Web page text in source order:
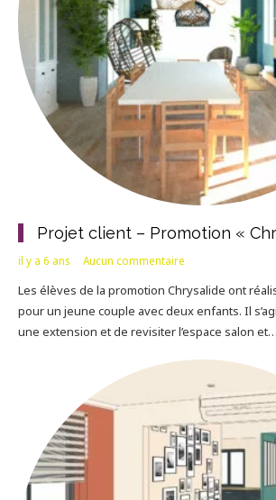
Projet client – Promotion «
il y a 6 ans Aucun commentaire
Les élèves de la promotion Chrysalide ont
pour un jeune couple avec deux enfants. Il
une extension et de revisiter l’espace salon et…